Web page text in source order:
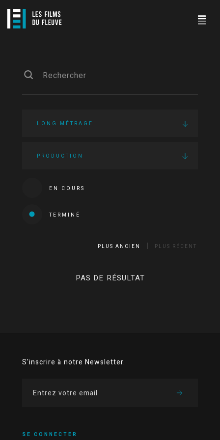
LONG MÉTRAGE
PRODUCTION
EN COURS
TERMINÉ
PLUS ANCIEN PLUS RÉCENT
PAS DE RÉSULTAT
S'inscrire à notre Newsletter.
SE CONNECTER